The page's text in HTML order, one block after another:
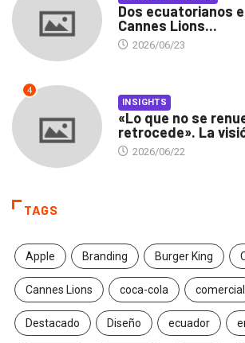
Dos ecuatorianos
Cannes Lions...
2026/06/23
4
INSIGHTS
«Lo que no se
retrocede». La
2026/06/22
TAGS
Apple Branding Burger King
Cannes Lions coca-cola comercial
Destacado Diseño ecuador